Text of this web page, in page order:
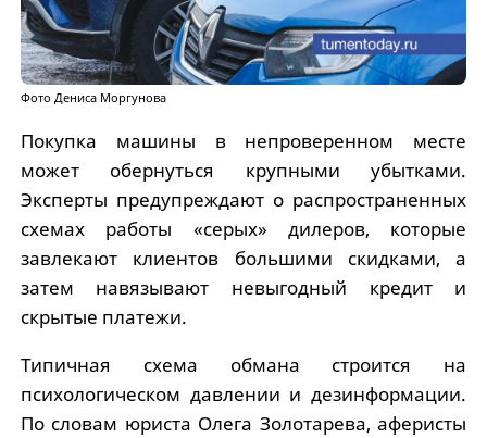
Фото Дениса Моргунова
Покупка машины в непроверенном месте
может обернуться крупными убытками.
Эксперты предупреждают о распространенных
схемах работы «серых» дилеров, которые
завлекают клиентов большими скидками, а
затем навязывают невыгодный кредит и
скрытые платежи.
Типичная схема обмана строится на
психологическом давлении и дезинформации.
По словам юриста Олега Золотарева, аферисты